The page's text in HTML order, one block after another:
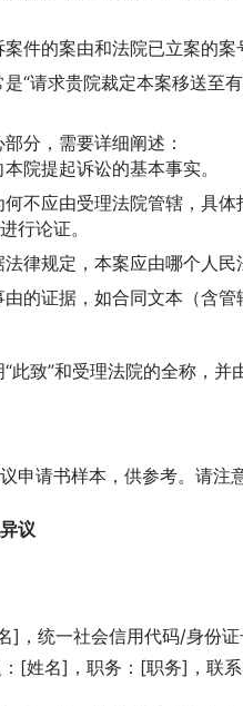
件的案由和法院已立案的案
“请求贵院裁定本案移送至
分，需要详细阐述：
院提起诉讼的基本事实。
不应由受理法院管辖，具
行论证。
律规定，本案应由哪个人民
由的证据，如合同文本（含
此致”和受理法院的全称，并
申请书样本，供参考。请注
议
]，统一社会信用代码/身份
[姓名]，职务：[职务]，联系